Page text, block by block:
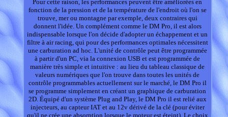
Pour cette raison, les performances peuvent être améliorées en
fonction de la pression et de la température de l'endroit où l'on se
trouve, mer ou montagne par exemple, deux contraires qui
donnent l'idée. Un complément comme le DM Pro, il est alors
indispensable lorsque l'on décide d'adopter un échappement et un
filtre à air racing, qui pour des performances optimales nécessitent
une carburation ad hoc. L'unité de contrôle peut être programmée
à partir d'un PC, via la connexion USB et est programmée de
manière très simple et intuitive : au lieu du tableau classique de
valeurs numériques que l'on trouve dans toutes les unités de
contrôle programmables actuellement sur le marché, le DM Pro il
se programme simplement en créant un graphique de carburation
2D. Équipé d'un système Plug and Play, le DM Pro il est relié aux
injecteurs, au capteur IAT et au 12v dérivé de la clé (pour éviter
qu'il ne crée une absorption lorsque le moteur est éteint). Le choix